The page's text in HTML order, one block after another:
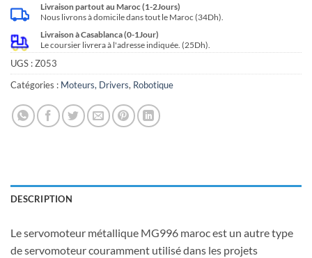
Livraison partout au Maroc (1-2Jours)
Nous livrons à domicile dans tout le Maroc (34Dh).
Livraison à Casablanca (0-1Jour)
Le coursier livrera à l'adresse indiquée. (25Dh).
UGS :Z053
Catégories : Moteurs, Drivers, Robotique
DESCRIPTION
Le servomoteur métallique MG996 maroc est un autre type
de servomoteur couramment utilisé dans les projets